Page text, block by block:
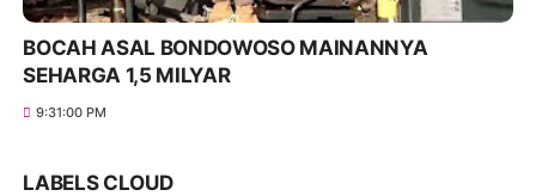
BOCAH ASAL BONDOWOSO MAINANNYA
SEHARGA 1,5 MILYAR
9:31:00 PM
LABELS CLOUD